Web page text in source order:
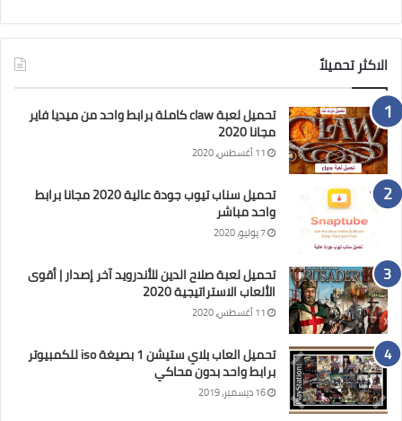
الاكثر تحميلاً
تحميل لعبة claw كاملة برابط واحد من ميديا فاير
مجانا 2020
11 أغسطس، 2020
تحميل سناب تيوب جودة عالية 2020 مجانا برابط
واحد مباشر
7 يوليو، 2020
تحميل لعبة صلاح الدين للأندرويد آخر إصدار | أقوى
الألعاب الاستراتيجية 2020
11 أغسطس، 2020
تحميل العاب بلاي ستيشن 1 بصيغة iso للكمبيوتر
برابط واحد بدون محاكي
16 ديسمبر، 2019